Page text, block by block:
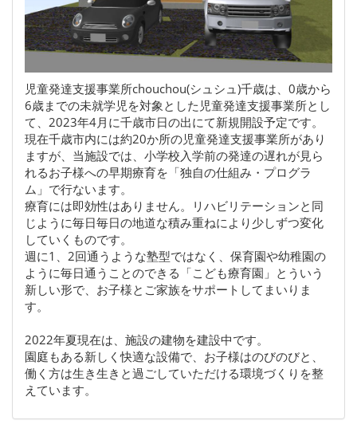
児童発達支援事業所chouchou(シュシュ)千歳は、0歳から
6歳までの未就学児を対象とした児童発達支援事業所とし
て、2023年4月に千歳市日の出にて新規開設予定です。
現在千歳市内には約20か所の児童発達支援事業所があり
ますが、当施設では、小学校入学前の発達の遅れが見ら
れるお子様への早期療育を「独自の仕組み・プログラ
ム」で行ないます。
療育には即効性はありません。リハビリテーションと同
じように毎日毎日の地道な積み重ねにより少しずつ変化
していくものです。
週に1、2回通うような塾型ではなく、保育園や幼稚園の
ように毎日通うことのできる「こども療育園」とういう
新しい形で、お子様とご家族をサポートしてまいりま
す。
2022年夏現在は、施設の建物を建設中です。
園庭もある新しく快適な設備で、お子様はのびのびと、
働く方は生き生きと過ごしていただける環境づくりを整
えています。